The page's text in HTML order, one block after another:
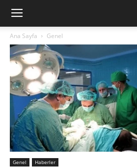
Ana Sayfa Genel
Genel Haberler